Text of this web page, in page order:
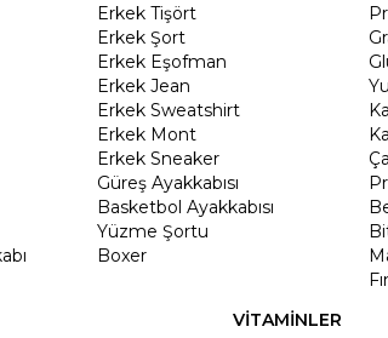
Erkek Tişört
Erkek Şort
Erkek Eşofman
Erkek Jean
Erkek Sweatshirt
Erkek Mont
Erkek Sneaker
Güreş Ayakkabısı
Basketbol Ayakkabısı
Yüzme Şortu
Boxer
VİTAMİNLER